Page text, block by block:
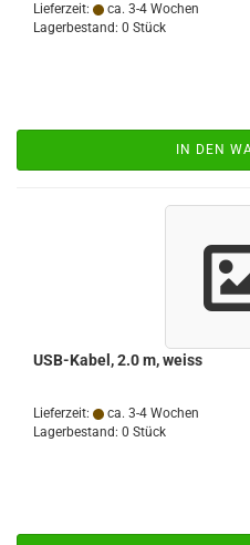
Lieferzeit:
ca. 3-4 Wochen
Lagerbestand: 0 Stück
IN DEN
USB-​Kabel, 2.0 m, weiss
Lieferzeit:
ca. 3-4 Wochen
Lagerbestand: 0 Stück